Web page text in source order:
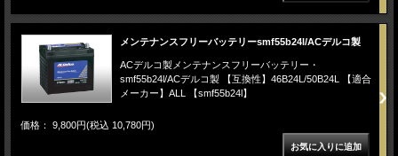
メンテナンスフリーバッテリーsmf55b24l/ACデルコ製
ACデルコ製メンテナンスフリーバッテリー・
smf55b24l/ACデルコ製 【互換性】46B24L/50B24L 【適合
メーカー】ALL 【smf55b24l】
価格： 9,800円(税込 10,780円)